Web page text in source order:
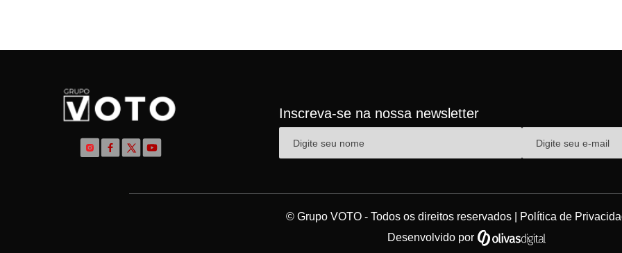
Inscreva-se na nossa newsletter
© Grupo VOTO - Todos os direitos reservados |
Política de
Desenvolvido por